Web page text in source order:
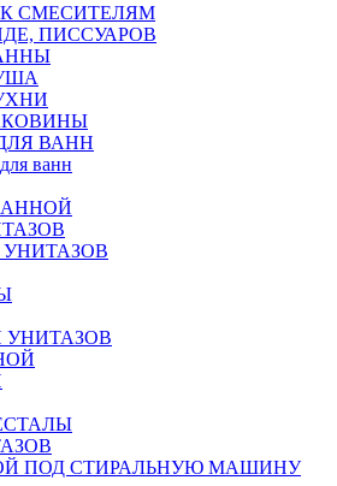
СМЕСИТЕЛЯМ
ПИССУАРОВ
ВАНН
ванн
ПОД СТИРАЛЬНУЮ МАШИНУ